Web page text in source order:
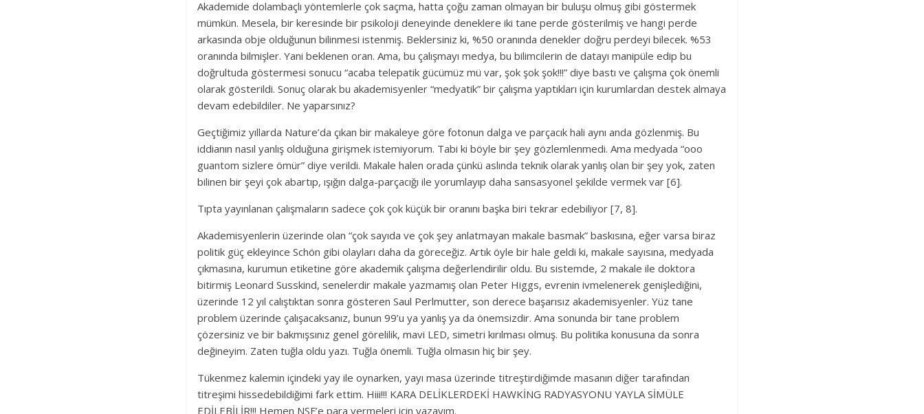
Akademide dolambaçlı yöntemlerle çok saçma, hatta çoğu zaman olmayan bir buluşu olmuş gibi göstermek
mümkün. Mesela, bir keresinde bir psikoloji deneyinde deneklere iki tane perde gösterilmiş ve hangi perde
arkasında obje olduğunun bilinmesi istenmiş. Beklersiniz ki, %50 oranında denekler doğru perdeyi bilecek. %53
oranında bilmişler. Yani beklenen oran. Ama, bu çalışmayı medya, bu bilimcilerin de datayı manipüle edip bu
doğrultuda göstermesi sonucu “acaba telepatik gücümüz mü var, şok şok şok!!!” diye bastı ve çalışma çok önemli
olarak gösterildi. Sonuç olarak bu akademisyenler “medyatik” bir çalışma yaptıkları için kurumlardan destek almaya
devam edebildiler. Ne yaparsınız?
Geçtiğimiz yıllarda Nature’da çıkan bir makaleye göre fotonun dalga ve parçacık hali aynı anda gözlenmiş. Bu
iddianın nasıl yanlış olduğuna girişmek istemiyorum. Tabi ki böyle bir şey gözlemlenmedi. Ama medyada “ooo
guantom sizlere ömür” diye verildi. Makale halen orada çünkü aslında teknik olarak yanlış olan bir şey yok, zaten
bilinen bir şeyi çok abartıp, ışığın dalga-parçacığı ile yorumlayıp daha sansasyonel şekilde vermek var [6].
Tıpta yayınlanan çalışmaların sadece çok çok küçük bir oranını başka biri tekrar edebiliyor [7, 8].
Akademisyenlerin üzerinde olan “çok sayıda ve çok şey anlatmayan makale basmak” baskısına, eğer varsa biraz
politik güç ekleyince Schön gibi olayları daha da göreceğiz. Artık öyle bir hale geldi ki, makale sayısına, medyada
çıkmasına, kurumun etiketine göre akademik çalışma değerlendirilir oldu. Bu sistemde, 2 makale ile doktora
bitirmiş Leonard Susskind, senelerdir makale yazmamış olan Peter Higgs, evrenin ivmelenerek genişlediğini,
üzerinde 12 yıl calıştıktan sonra gösteren Saul Perlmutter, son derece başarısız akademisyenler. Yüz tane
problem üzerinde çalışacaksanız, bunun 99’u ya yanlış ya da önemsizdir. Ama sonunda bir tane problem
çözersiniz ve bir bakmışsınız genel görelilik, mavi LED, simetri kırılması olmuş. Bu politika konusuna da sonra
değineyim. Zaten tuğla oldu yazı. Tuğla önemli. Tuğla olmasın hiç bir şey.
Tükenmez kalemin içindeki yay ile oynarken, yayı masa üzerinde titreştirdiğimde masanın diğer tarafından
titreşimi hissedebildiğimi fark ettim. Hiii!!! KARA DELİKLERDEKİ HAWKİNG RADYASYONU YAYLA SİMÜLE
EDİLEBİLİR!!! Hemen NSF’e para vermeleri için yazayım.